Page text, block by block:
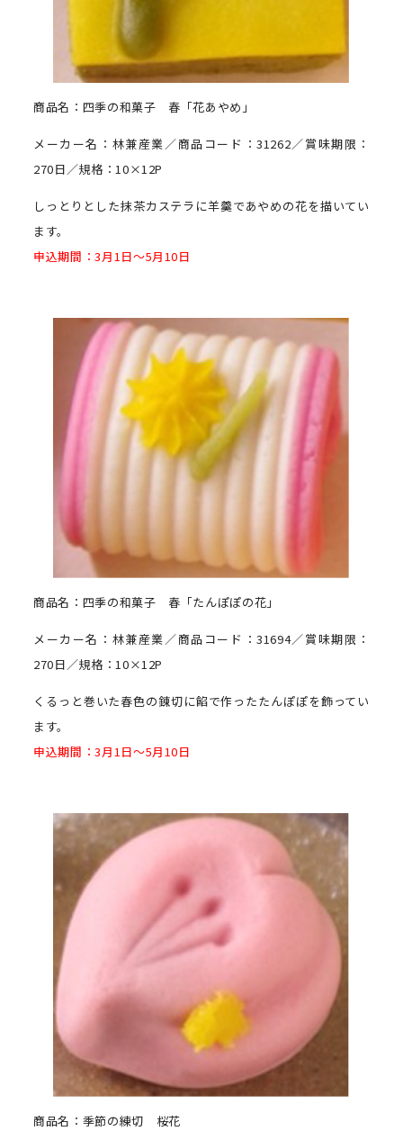
商品名：四季の和菓子 春「花あやめ」
メーカー名：林兼産業／商品コード：31262／賞味期限：
270日／規格：10×12P
しっとりとした抹茶カステラに羊羹であやめの花を描いてい
ます。
申込期間：3月1日～5月10日
商品名：四季の和菓子 春「たんぽぽの花」
メーカー名：林兼産業／商品コード：31694／賞味期限：
270日／規格：10×12P
くるっと巻いた春色の錬切に餡で作ったたんぽぽを飾ってい
ます。
申込期間：3月1日～5月10日
商品名：季節の練切 桜花